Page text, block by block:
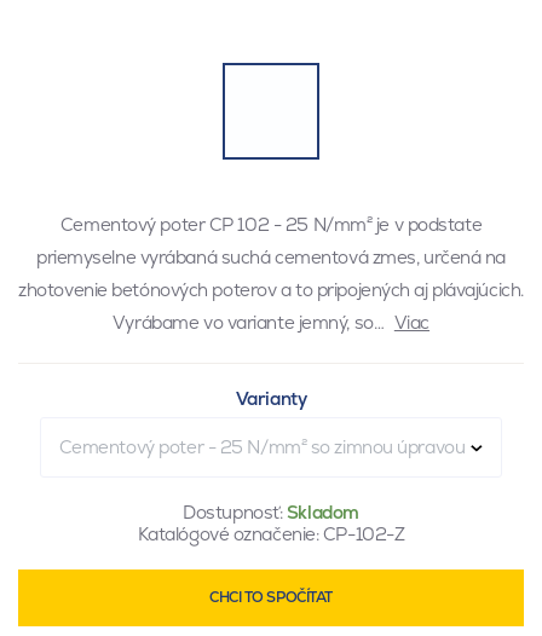
Cementový poter CP 102 - 25 N/mm² je v podstate
priemyselne vyrábaná suchá cementová zmes, určená na
zhotovenie betónových poterov a to pripojených aj plávajúcich.
Vyrábame vo variante jemný, so… Viac
Varianty
Cementový poter - 25 N/mm² so zimnou úpravou
Dostupnosť:Skladom
Katalógové označenie:CP-102-Z
CHCI TO SPOČÍTAT